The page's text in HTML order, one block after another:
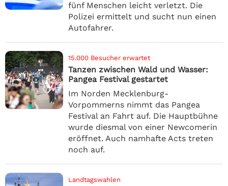
fünf Menschen leicht verletzt. Die
Polizei ermittelt und sucht nun einen
Autofahrer.
15.000 Besucher erwartet
Tanzen zwischen Wald und Wasser:
Pangea Festival gestartet
Im Norden Mecklenburg-
Vorpommerns nimmt das Pangea
Festival an Fahrt auf. Die Hauptbühne
wurde diesmal von einer Newcomerin
eröffnet. Auch namhafte Acts treten
noch auf.
Landtagswahlen